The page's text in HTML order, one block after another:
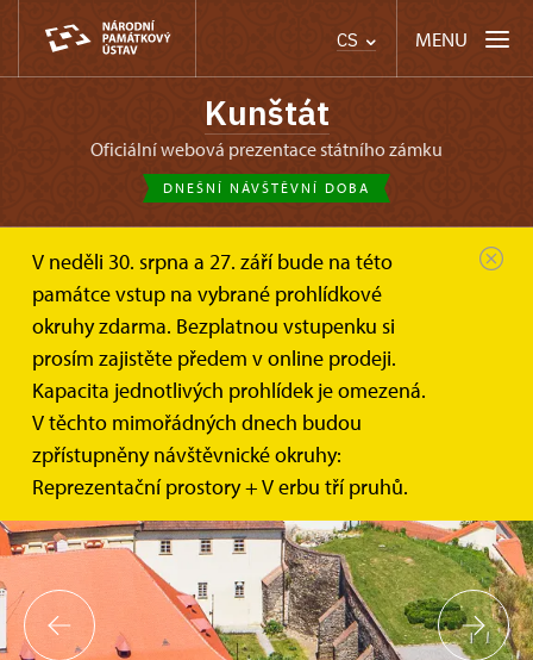
CS MENU
Kunštát
oficiální webová prezentace státního zámku
DNEŠNÍ NÁVŠTĚVNÍ DOBA
V neděli 30. srpna a 27. září bude na této
památce vstup na vybrané prohlídkové
okruhy zdarma. Bezplatnou vstupenku si
prosím zajistěte předem v online prodeji.
Kapacita jednotlivých prohlídek je omezená.
V těchto mimořádných dnech budou
zpřístupněny návštěvnické okruhy:
Reprezentační prostory + V erbu tří pruhů.